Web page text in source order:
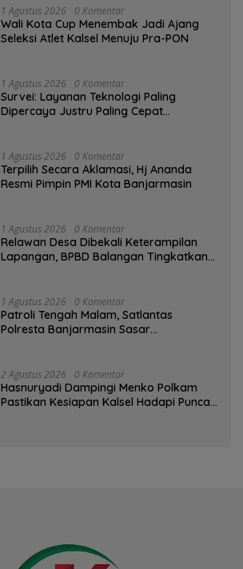
1 Agustus 2026 0 Komentar
Wali Kota Cup Menembak Jadi Ajang
Seleksi Atlet Kalsel Menuju Pra-PON
1 Agustus 2026 0 Komentar
Survei: Layanan Teknologi Paling
Dipercaya Justru Paling Cepat
1 Agustus 2026 0 Komentar
‎Terpilih Secara Aklamasi, Hj Ananda
Resmi Pimpin PMI Kota Banjarmasin
1 Agustus 2026 0 Komentar
Relawan Desa Dibekali Keterampilan
Lapangan, BPBD Balangan Tingkatkan
1 Agustus 2026 0 Komentar
Patroli Tengah Malam, Satlantas
Polresta Banjarmasin Sasar
2 Agustus 2026 0 Komentar
Hasnuryadi Dampingi Menko Polkam
Pastikan Kesiapan Kalsel Hadapi Puncak